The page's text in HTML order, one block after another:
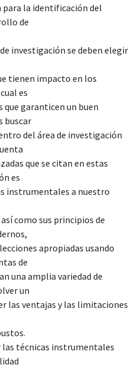
la identificación del
de
investigación se deben elegir
tienen impacto en los
es
que garanticen un buen
buscar
del área de investigación
que se citan en estas
es
instrumentales a nuestro
como sus principios de
apropiadas usando
de
una amplia variedad de
un
las ventajas y las limitaciones
técnicas instrumentales